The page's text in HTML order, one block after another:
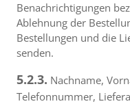
Benachrichtigungen
Ablehnung der
Bestellungen und die
senden.
5.2.3. Nachname,
Telefonnummer,